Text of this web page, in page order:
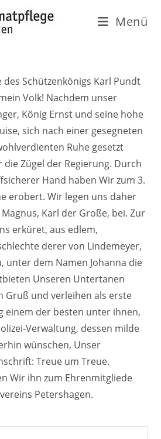
Menü
Schützenkönigs Karl Pundt
Volk! Nachdem unser
König Ernst und seine hohe
sich nach einer gesegneten
Ruhe gesetzt
Zügel der Regierung. Durch
Hand haben Wir zum 3.
erobert. Wir legen uns daher
Karl der Große, bei. Zur
erküret, aus edlem,
derer von Lindemeyer,
unter dem Namen Johanna die
Unseren Untertanen
Gruß und verleihen als erste
einem der besten unter ihnen,
Verwaltung, dessen milde
wünschen, Unser
Treue um Treue.
Wir ihn zum Ehrenmitgliede
Petershagen.